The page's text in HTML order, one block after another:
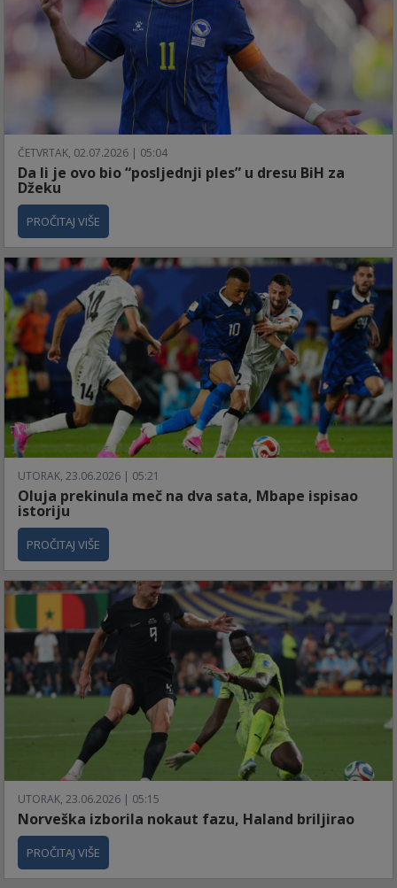
ČETVRTAK, 02.07.2026 | 05:04
Da li je ovo bio “posljednji ples” u dresu BiH za
Džeku
PROČITAJ VIŠE
UTORAK, 23.06.2026 | 05:21
Oluja prekinula meč na dva sata, Mbape ispisao
istoriju
PROČITAJ VIŠE
UTORAK, 23.06.2026 | 05:15
Norveška izborila nokaut fazu, Haland briljirao
PROČITAJ VIŠE